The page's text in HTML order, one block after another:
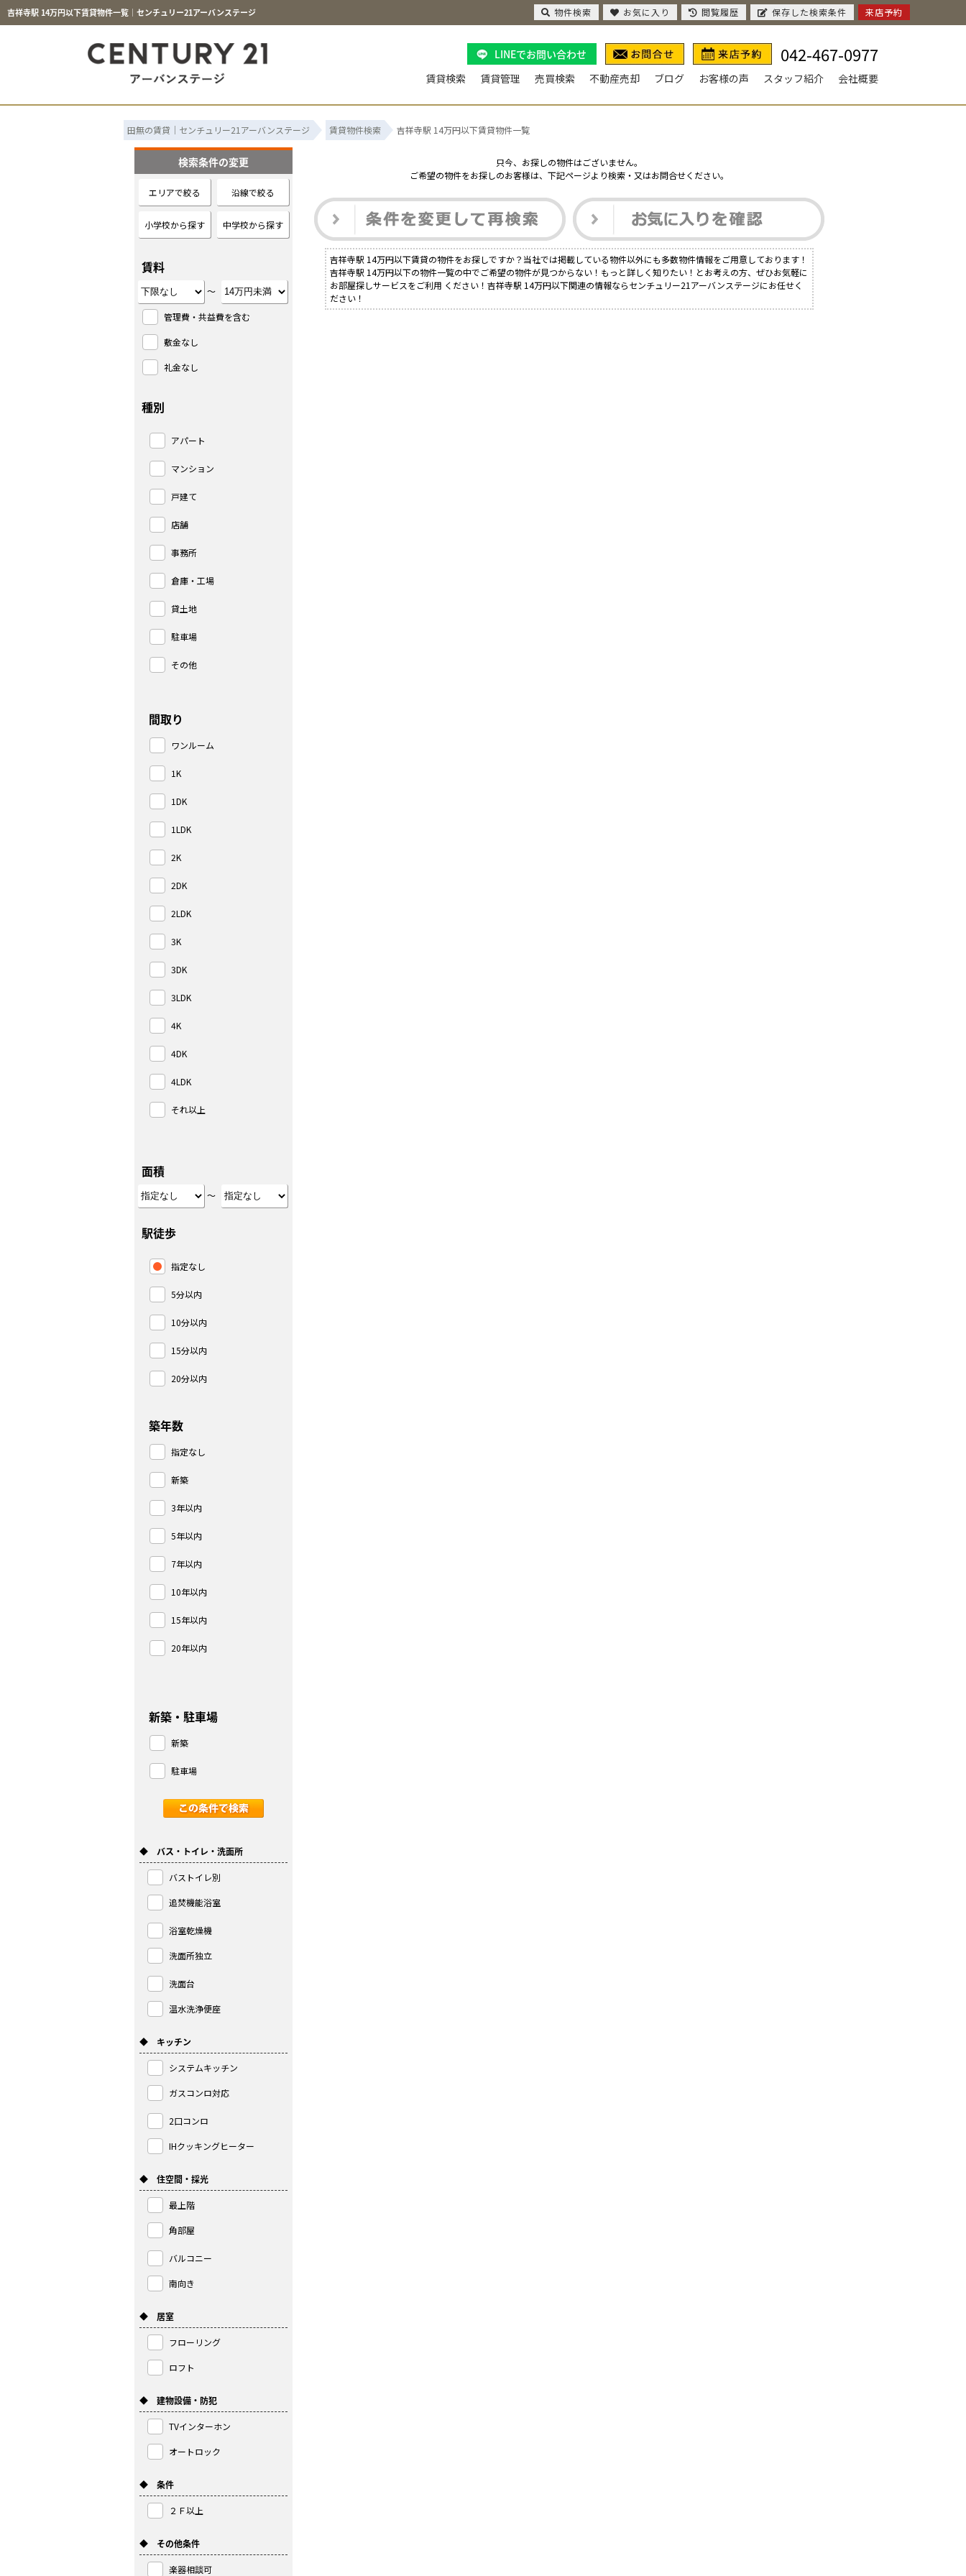
吉祥寺駅 14万円以下賃貸物件一覧｜センチュリー21アーバンステージ
LINEでお問い合わせ 042-467-0977
賃貸検索 賃貸管理 売買検索 不動産売却 ブログ お客様の声 スタッフ紹介 会社概要
田無の賃貸｜センチュリー21アーバンステージ 賃貸物件検索 吉祥寺駅 14万円以下賃貸物件一覧
只今、お探しの物件はございません。
ご希望の物件をお探しのお客様は、下記ページより検索・又はお問合せください。
吉祥寺駅 14万円以下賃貸の物件をお探しですか？当社では掲載している物件以外にも多数物件情報をご用意しております！
吉祥寺駅 14万円以下の物件一覧の中でご希望の物件が見つからない！もっと詳しく知りたい！とお考えの方、ぜひお気軽に
お部屋探しサービスをご利用 ください！吉祥寺駅 14万円以下関連の情報ならセンチュリー21アーバンステージにお任せく
ださい！
検索条件の変更
エリアで絞る 沿線で絞る
小学校から探す 中学校から探す
賃料
～
管理費・共益費を含む
敷金なし
礼金なし
種別
アパート
マンション
戸建て
店舗
事務所
倉庫・工場
貸土地
駐車場
その他
間取り
ワンルーム
1K
1DK
1LDK
2K
2DK
2LDK
3K
3DK
3LDK
4K
4DK
4LDK
それ以上
面積
～
駅徒歩
指定なし
5分以内
10分以内
15分以内
20分以内
築年数
指定なし
新築
3年以内
5年以内
7年以内
10年以内
15年以内
20年以内
新築・駐車場
新築
駐車場
◆ バス・トイレ・洗面所
バストイレ別
追焚機能浴室
浴室乾燥機
洗面所独立
洗面台
温水洗浄便座
◆ キッチン
システムキッチン
ガスコンロ対応
2口コンロ
IHクッキングヒーター
◆ 住空間・採光
最上階
角部屋
バルコニー
南向き
◆ 居室
フローリング
ロフト
◆ 建物設備・防犯
TVインターホン
オートロック
◆ 条件
２Ｆ以上
◆ その他条件
楽器相談可
物件検索 お気に入り 閲覧履歴 保存した検索条件 来店予約